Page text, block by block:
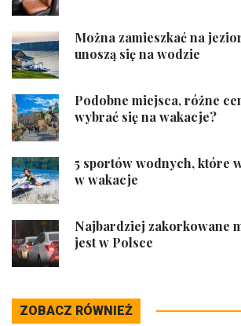
Można zamieszkać na
unoszą się na wodzie
Podobne miejsca, różne
wybrać się na wakacje?
5 sportów wodnych, które
w wakacje
Najbardziej zakorkowane
jest w Polsce
ZOBACZ RÓWNIEŻ